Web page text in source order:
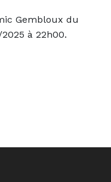
Gembloux du
à 22h00.